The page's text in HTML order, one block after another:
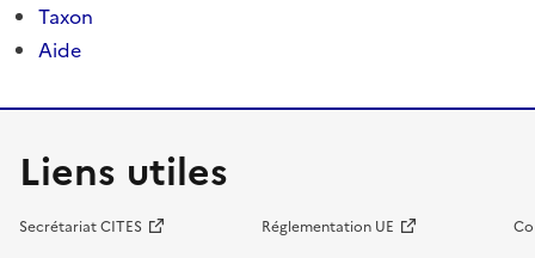
Taxon
Aide
Liens utiles
Secrétariat CITES Réglementation UE